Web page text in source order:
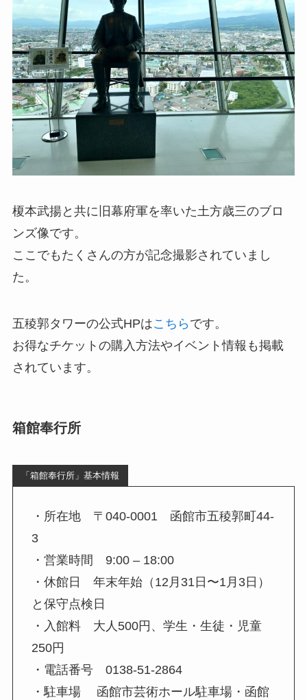
榎本武揚と共に旧幕府軍を率いた土方歳三のブロ
ンズ像です。
ここでもたくさんの方が記念撮影されていまし
た。
五稜郭タワーの公式HPはこちら です。
お得なチケットの購入方法やイベント情報も掲載
されています。
箱館奉行所
「箱館奉行所」基本情報
・所在地 〒040-0001 函館市五稜郭町44-
3
・営業時間 9:00 – 18:00
・休館日 年末年始（12月31日〜1月3日）
と保守点検日
・入館料 大人500円、学生・生徒・児童
250円
・電話番号 0138-51-2864
・駐車場 函館市芸術ホール駐車場・函館